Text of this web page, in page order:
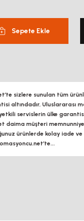
Sepete Ekle
sizlere sunulan tüm
altındadır, Uluslararası
servislerin ülke
daima müşteri
ürünlerde kolay iade